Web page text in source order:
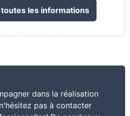
aménagés pour
pour charpente
en deux couches
les informations
dans la réalisation
pas à contacter